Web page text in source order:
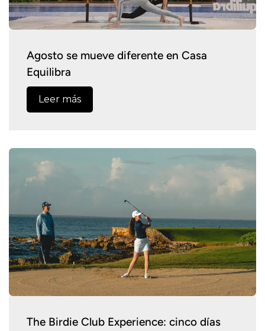
Agosto se mueve diferente en Casa
Equilibra
Leer más
The Birdie Club Experience: cinco días